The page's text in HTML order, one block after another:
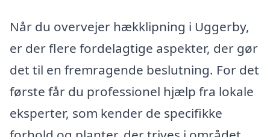
Når du overvejer hækklipning i Uggerby,
er der flere fordelagtige aspekter, der gør
det til en fremragende beslutning. For det
første får du professionel hjælp fra lokale
eksperter, som kender de specifikke